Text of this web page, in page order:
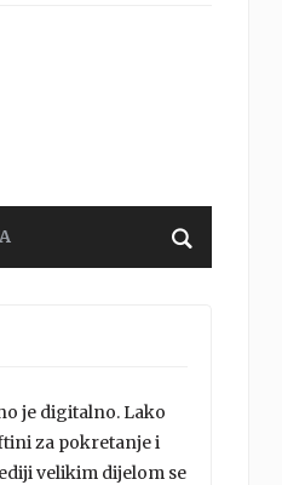
je digitalno. Lako
za pokretanje i
velikim dijelom se